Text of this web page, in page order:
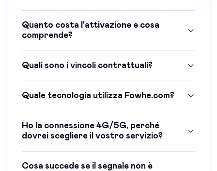
Quanto costa l'attivazione e cosa
comprende?
Quali sono i vincoli contrattuali?
Quale tecnologia utilizza Fowhe.com?
Ho la connessione 4G/5G, perché
dovrei scegliere il vostro servizio?
Cosa succede se il segnale non è